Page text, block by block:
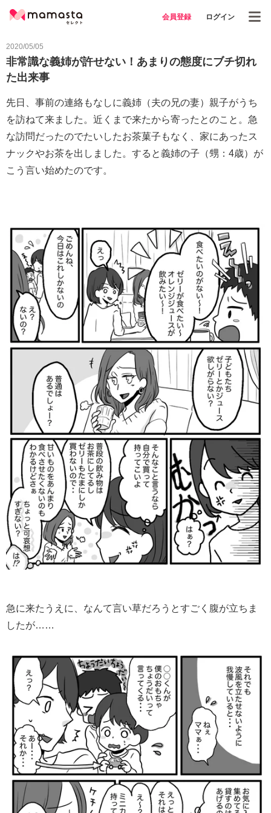
会員登録 ログイン
2020/05/05
非常識な義姉が許せない！あまりの態度にブチ切れ
た出来事
先日、事前の連絡もなしに義姉（夫の兄の妻）親子がうち
を訪ねて来ました。近くまで来たから寄ったとのこと。急
な訪問だったのでたいしたお茶菓子もなく、家にあったス
ナックやお茶を出しました。すると義姉の子（甥：4歳）が
こう言い始めたのです。
急に来たうえに、なんて言い草だろうとすごく腹が立ちま
したが……